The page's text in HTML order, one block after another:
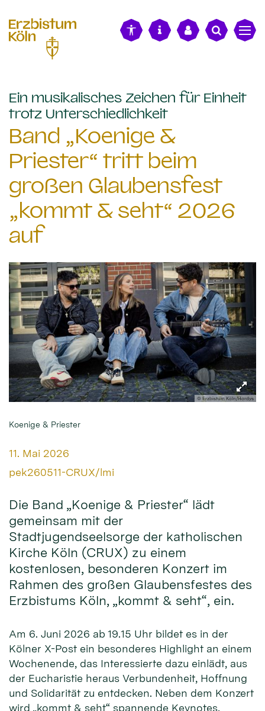
Ein musikalisches Zeichen für Einheit
trotz Unterschiedlichkeit:
Band „Koenige &
Priester“ tritt beim
großen Glaubensfest
„kommt & seht“ 2026
auf
© Erzbistum Köln/Hordys
Koenige & Priester
Datum:
11. Mai 2026
Von:
pek260511-CRUX/lmi
Die Band „Koenige & Priester“ lädt
gemeinsam mit der
Stadtjugendseelsorge der katholischen
Kirche Köln (CRUX) zu einem
kostenlosen, besonderen Konzert im
Rahmen des großen Glaubensfestes des
Erzbistums Köln, „kommt & seht“, ein.
Am 6. Juni 2026 ab 19.15 Uhr bildet es in der
Kölner X-Post ein besonderes Highlight an einem
Wochenende, das Interessierte dazu einlädt, aus
der Eucharistie heraus Verbundenheit, Hoffnung
und Solidarität zu entdecken. Neben dem Konzert
wird „kommt & seht“ spannende Keynotes,